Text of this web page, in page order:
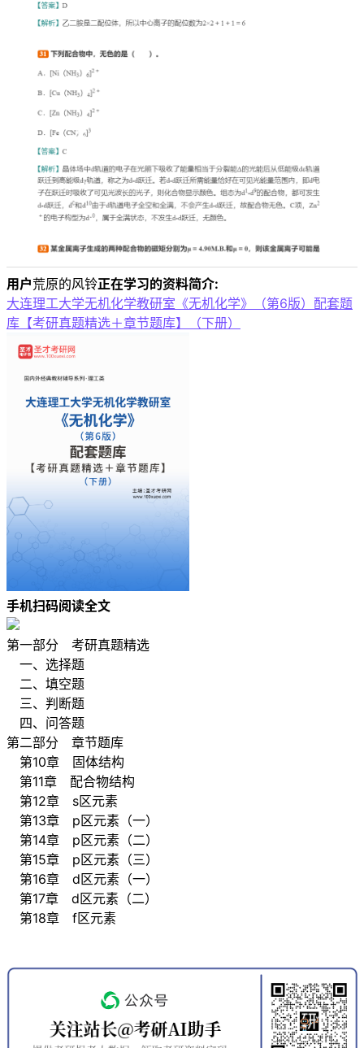
用户荒原的风铃正在学习的资料简介:
大连理工大学无机化学教研室《无机化学》（第6版）配套题
库【考研真题精选＋章节题库】（下册）
手机扫码阅读全文
第一部分 考研真题精选
一、选择题
二、填空题
三、判断题
四、问答题
第二部分 章节题库
第10章 固体结构
第11章 配合物结构
第12章 s区元素
第13章 p区元素（一）
第14章 p区元素（二）
第15章 p区元素（三）
第16章 d区元素（一）
第17章 d区元素（二）
第18章 f区元素